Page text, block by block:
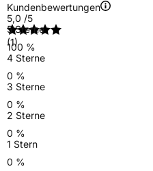
Kundenbewertungen
5,0 /5
(1)
5 Sterne
100 %
4 Sterne
0 %
3 Sterne
0 %
2 Sterne
0 %
1 Stern
0 %